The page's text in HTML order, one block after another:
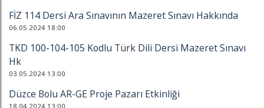
FİZ 114 Dersi Ara Sınavının Mazeret Sınavı Hakkında
06.05.2024 18:00
TKD 100-104-105 Kodlu Türk Dili Dersi Mazeret Sınavı
Hk
03.05.2024 13:00
Düzce Bolu AR-GE Proje Pazarı Etkinliği
18.04.2024 13:00